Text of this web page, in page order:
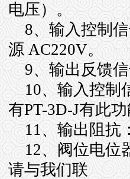
电压）。
8、输入控制信
源 AC220V。
9、输出反馈信
10、输入控制
有PT-3D-J有此
11、输出阻抗
12、阀位电位
请与我们联